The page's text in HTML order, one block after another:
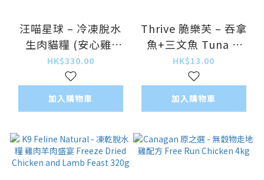
汪喵星球 – 冷凍脫水
生肉貓糧 (安心雞)
500g
HK$330.00
加入購物車
Thrive 脆樂芙 – 吞拿
魚+三文魚 Tuna &
Salmon 75g
HK$13.00
加入購物車